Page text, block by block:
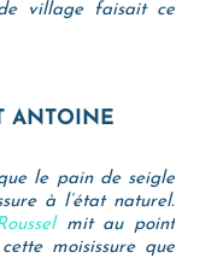
village faisait ce
ANTOINE
le pain de seigle
à l’état naturel.
mit au point
moisissure que